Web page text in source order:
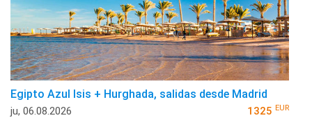
Egipto Azul Isis + Hurghada, salidas desde Madrid
ju, 06.08.2026 1325 EUR